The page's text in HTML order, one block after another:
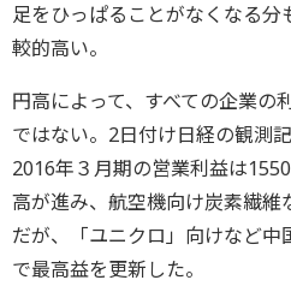
足をひっぱることがなくなる分
較的高い。
円高によって、すべての企業の
ではない。2日付け日経の観測
2016年３月期の営業利益は
高が進み、航空機向け炭素繊維
だが、「ユニクロ」向けなど
で最高益を更新した。